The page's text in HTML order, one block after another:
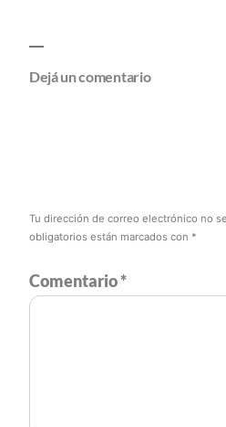
Dejá un comentario
Tu dirección de correo electrónico no
obligatorios están marcados con *
Comentario*